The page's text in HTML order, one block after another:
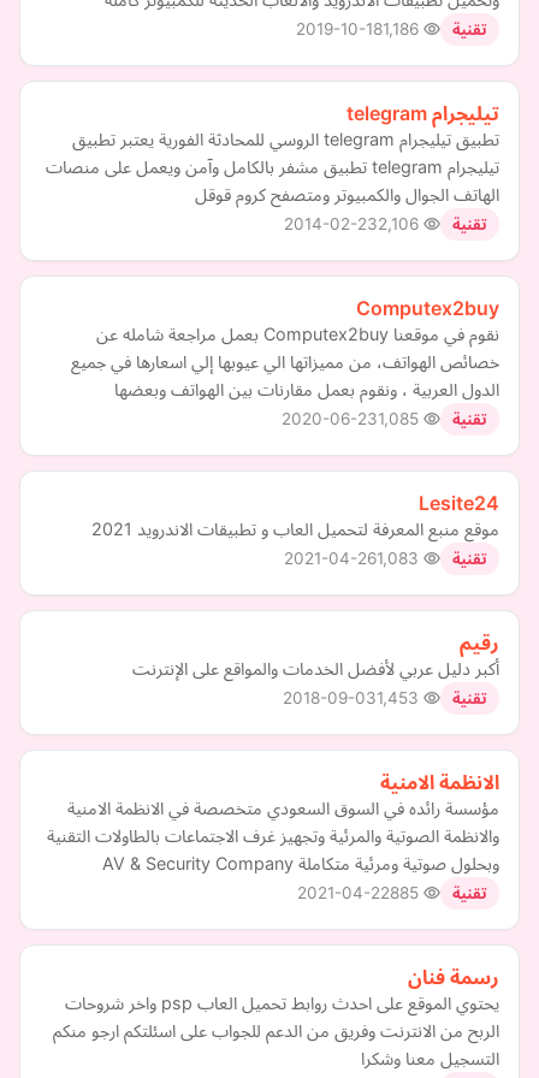
تقنية 2019-10-18
تيليجرام telegram
تطبيق تيليجرام telegram الروسي للمحادثة الفورية يعتبر تطبيق
تيليجرام telegram تطبيق مشفر بالكامل وآمن ويعمل على منصات
الهاتف الجوال والكمبيوتر ومتصفح كروم قوقل
تقنية 2014-02-23
Computex2buy
نقوم في موقعنا Computex2buy بعمل مراجعة شامله عن
خصائص الهواتف، من مميزاتها الي عيوبها إلي اسعارها في جميع
الدول العربية ، ونقوم بعمل مقارنات بين الهواتف وبعضها
تقنية 2020-06-23
Lesite24
موقع منبع المعرفة لتحميل العاب و تطبيقات الاندرويد 2021
تقنية 2021-04-26
رقيم
أكبر دليل عربي لأفضل الخدمات والمواقع على الإنترنت
تقنية 2018-09-03
الانظمة الامنية
مؤسسة رائده في السوق السعودي متخصصة في الانظمة الامنية
والانظمة الصوتية والمرئية وتجهيز غرف الاجتماعات بالطاولات التقنية
وبحلول صوتية ومرئية متكاملة AV & Security Company
تقنية 2021-04-22
رسمة فنان
يحتوي الموقع على احدث روابط تحميل العاب psp واخر شروحات
الربح من الانترنت وفريق من الدعم للجواب على اسئلتكم ارجو منكم
التسجيل معنا وشكرا